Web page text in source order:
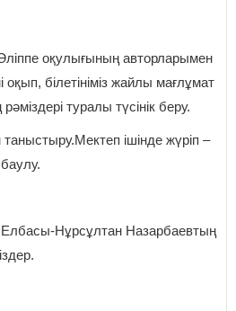
оқулығының авторларымен
білетініміз жайлы мағлұмат
туралы түсінік беру.
ішінде жүріп –
Елбасы-Нұрсұлтан Назарбаевтың